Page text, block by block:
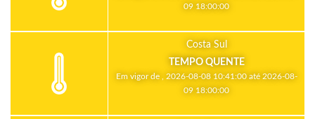
09 18:00:00
Costa Sul
TEMPO QUENTE
Em vigor de , 2026-08-08 10:41:00 até 2026-08-
09 18:00:00